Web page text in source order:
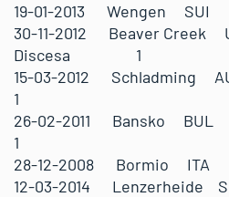
19-01-2013
30-11-2012 Beaver Creek
Discesa 1
15-03-2012
1
26-02-2011 Bansko
1
28-12-2008 Bormio
12-03-2014